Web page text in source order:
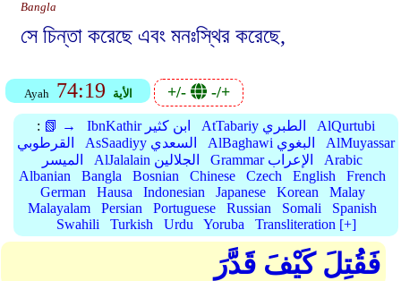
Bangla
সে চিন্তা করেছে এবং মনঃস্থির করেছে,
Ayah 74:19 الأية +/- -/+
: 📗 → IbnKathir ابن كثير AtTabariy الطبري
AlQurtubi
القرطوبي
AsSaadiyy السعدي AlBaghawi البغوي
AlMuyassar
الميسر
AlJalalain الجلالين Grammar الإعراب
Arabic
Albanian
Bangla Bosnian Chinese Czech English
French
German
Hausa Indonesian Japanese Korean
Malay
Malayalam
Persian Portuguese Russian Somali
Spanish
Swahili
Turkish Urdu Yoruba Transliteration [+]
فَقُتِلَ كَيْفَ قَدَّرَ